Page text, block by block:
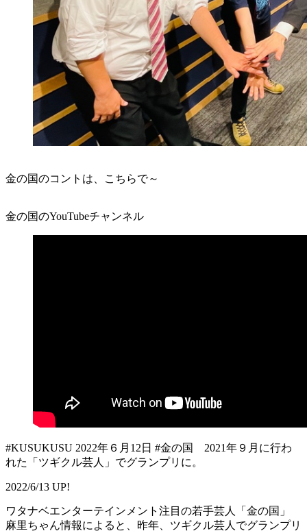
金の国のコントは、こちらで～
金の国のYouTubeチャンネル
#KUSUKUSU 2022年６月12日 #金の国 2021年９月に行わ
れた「ツギクル芸人」でグランプリに。
2022/6/13 UP!
ワタナベエンターテインメント注目の若手芸人「金の国」
麻里ちゃん情報によると、昨年、ツギクル芸人でグランプリ